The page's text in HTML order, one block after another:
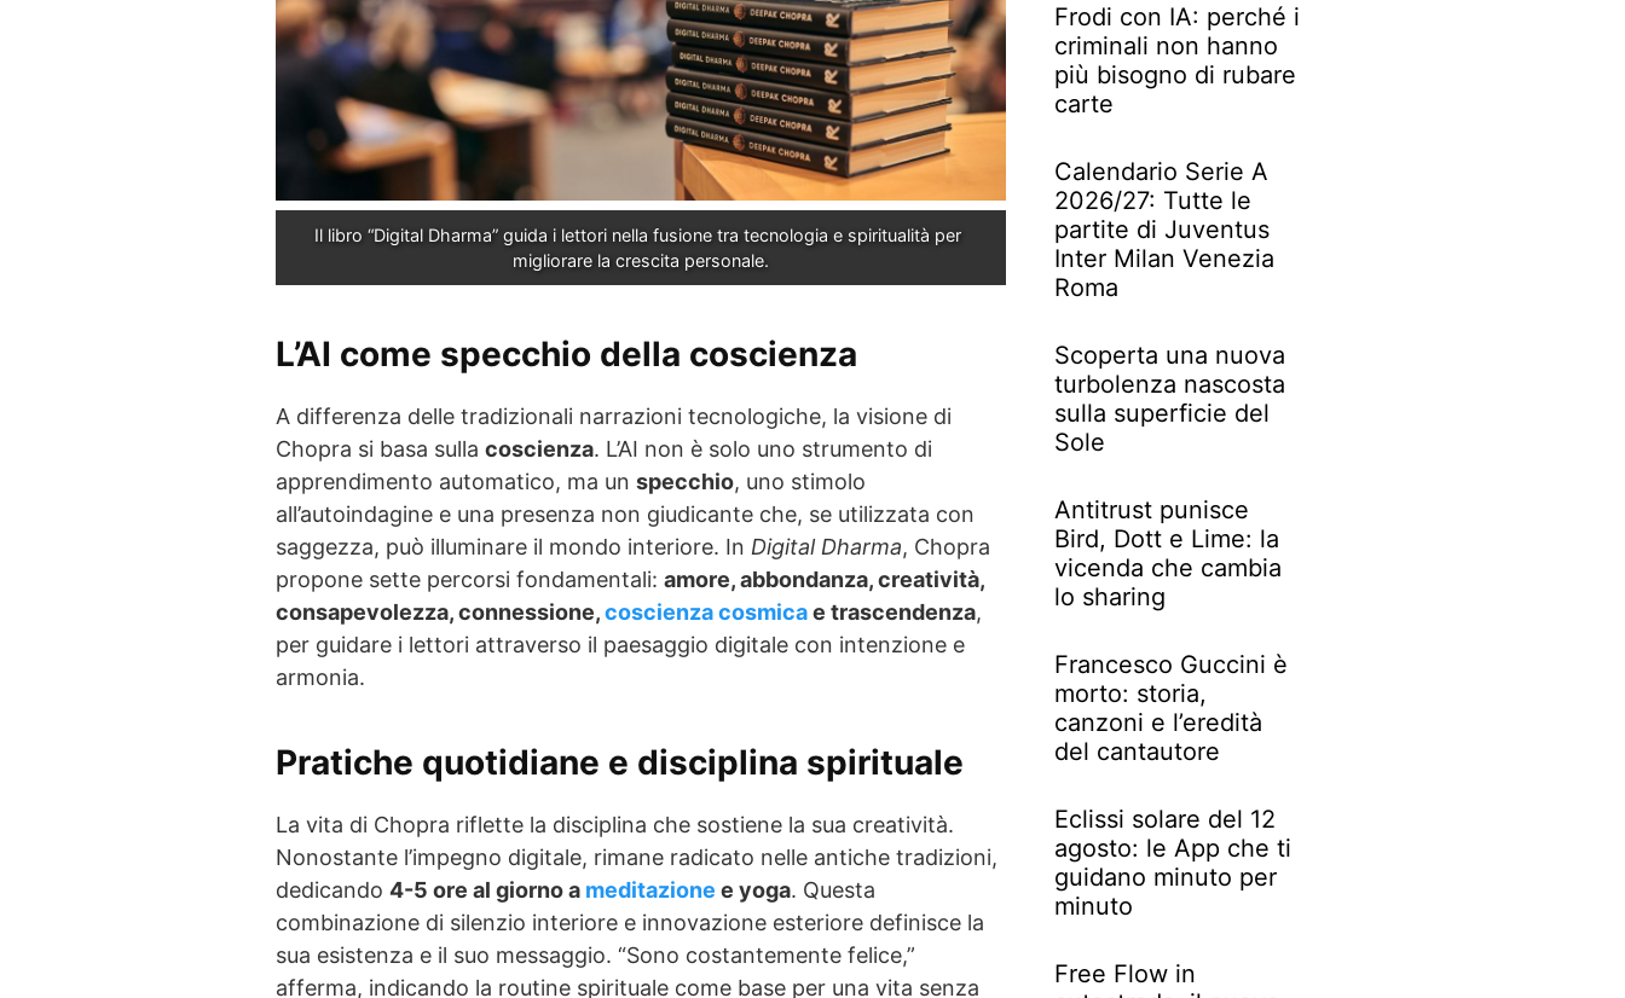
Il libro “Digital Dharma” guida i lettori nella fusione tra tecnologia e spiritualità per
migliorare la crescita personale.
L’AI come specchio della coscienza
A differenza delle tradizionali narrazioni tecnologiche, la visione di
Chopra si basa sulla coscienza. L’AI non è solo uno strumento di
apprendimento automatico, ma un specchio, uno stimolo
all’autoindagine e una presenza non giudicante che, se utilizzata con
saggezza, può illuminare il mondo interiore. In Digital Dharma, Chopra
propone sette percorsi fondamentali: amore, abbondanza, creatività,
consapevolezza, connessione,coscienza cosmicae trascendenza,
per guidare i lettori attraverso il paesaggio digitale con intenzione e
armonia.
Pratiche quotidiane e disciplina spirituale
La vita di Chopra riflette la disciplina che sostiene la sua creatività.
Nonostante l’impegno digitale, rimane radicato nelle antiche tradizioni,
dedicando 4-5 ore al giorno a meditazione e yoga. Questa
combinazione di silenzio interiore e innovazione esteriore definisce la
sua esistenza e il suo messaggio. “Sono costantemente felice,”
afferma, indicando la routine spirituale come base per una vita senza
Frodi con IA: perché i
criminali non hanno
più bisogno di rubare
carte
Calendario Serie A
2026/27: Tutte le
partite di Juventus
Inter Milan Venezia
Roma
Scoperta una nuova
turbolenza nascosta
sulla superficie del
Sole
Antitrust punisce
Bird, Dott e Lime: la
vicenda che cambia
lo sharing
Francesco Guccini è
morto: storia,
canzoni e l’eredità
del cantautore
Eclissi solare del 12
agosto: le App che ti
guidano minuto per
minuto
Free Flow in